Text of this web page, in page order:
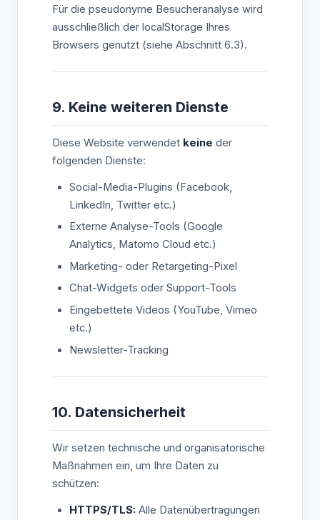
Für die pseudonyme Besucheranalyse wird
ausschließlich der localStorage Ihres
Browsers genutzt (siehe Abschnitt 6.3).
9. Keine weiteren Dienste
Diese Website verwendet keine der
folgenden Dienste:
Social-Media-Plugins (Facebook,
LinkedIn, Twitter etc.)
Externe Analyse-Tools (Google
Analytics, Matomo Cloud etc.)
Marketing- oder Retargeting-Pixel
Chat-Widgets oder Support-Tools
Eingebettete Videos (YouTube, Vimeo
etc.)
Newsletter-Tracking
10. Datensicherheit
Wir setzen technische und organisatorische
Maßnahmen ein, um Ihre Daten zu
schützen:
HTTPS/TLS: Alle Datenübertragungen